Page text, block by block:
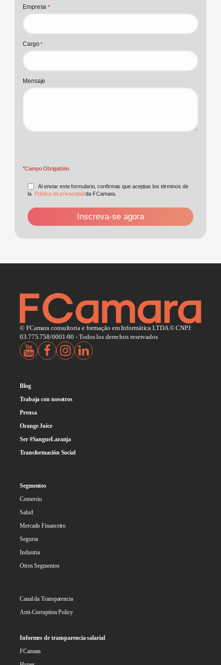
Empresa*
Cargo*
Mensaje
*Campo Obrigatório
Al enviar este formulario, confirmas que aceptas los términos de
la Política de privacidadda FCamara.
© FCamara consultoria e formação em Informática LTDA © CNPJ:
03.775.758/0001-90 - Todos los derechos reservados
Blog
Trabaja con nosotros
Prensa
Orange Juice
Ser #SangueLaranja
Transformación Social
Segmentos
Comercio
Salud
Mercado Financeiro
Seguros
Industria
Otros Segmentos
Canal da Transparencia
Anti-Corruption Policy
Informes de transparencia salarial
FCamara